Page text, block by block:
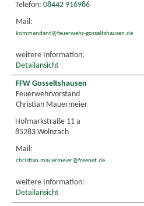
Telefon: 08442 916986
Mail:
kommandant@feuerwehr-gosseltshausen.de
weitere Information:
Detailansicht
FFW Gosseltshausen
Feuerwehrvorstand
Christian Mauermeier
Hofmarkstraße 11 a
85283 Wolnzach
Mail:
christian.mauermeier@freenet.de
weitere Information:
Detailansicht